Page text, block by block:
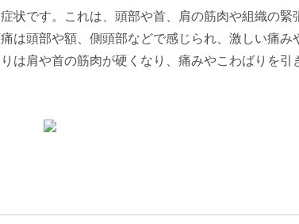
状です。これは、頭部や首、肩の筋肉や組織の緊
は頭部や額、側頭部などで感じられ、激しい痛み
は肩や首の筋肉が硬くなり、痛みやこわばりを引